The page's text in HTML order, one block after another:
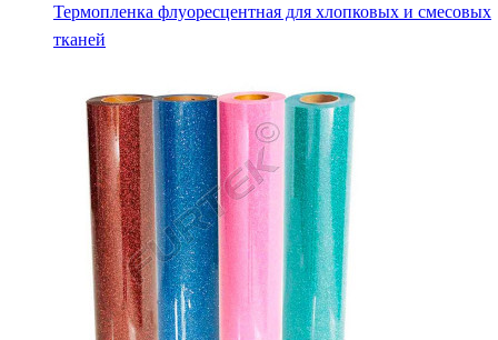
Термопленка флуоресцентная для хлопковых и смесовых
тканей